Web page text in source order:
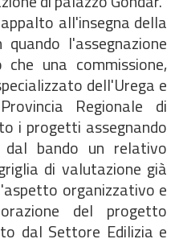
all'insegna della
l'assegnazione
una commissione,
dell'Urega e
Regionale di
i progetti assegnando
bando un relativo
di valutazione già
organizzativo e
del progetto
dal Settore Edilizia e